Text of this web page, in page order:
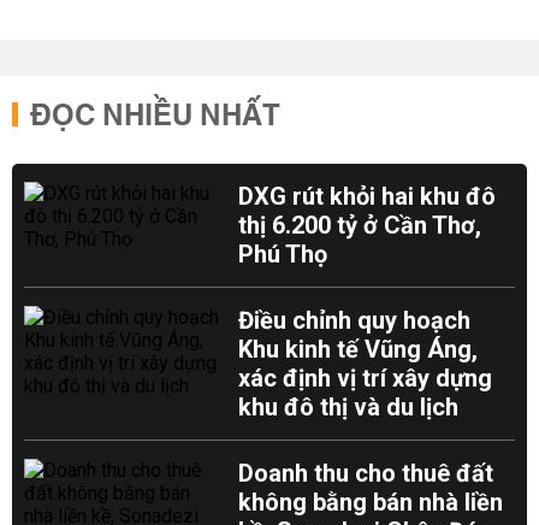
ĐỌC NHIỀU NHẤT
DXG rút khỏi hai khu đô
thị 6.200 tỷ ở Cần Thơ,
Phú Thọ
Điều chỉnh quy hoạch
Khu kinh tế Vũng Áng,
xác định vị trí xây dựng
khu đô thị và du lịch
Doanh thu cho thuê đất
không bằng bán nhà liền